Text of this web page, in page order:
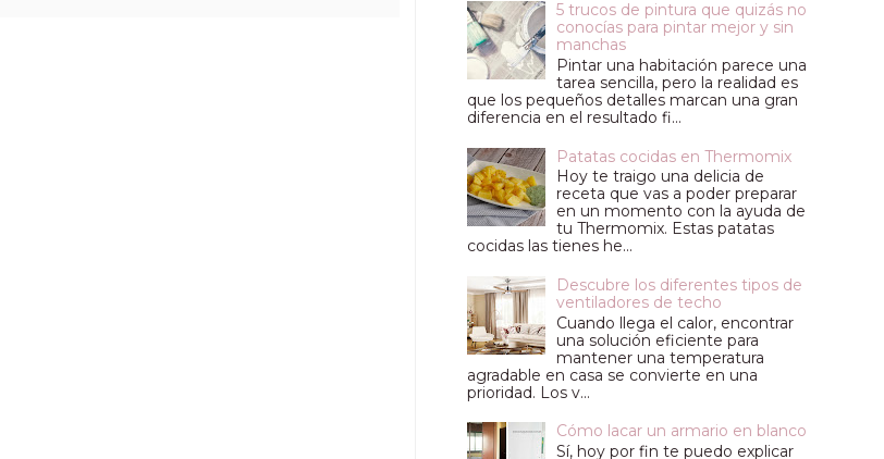
5 trucos de pintura que quizás no
conocías para pintar mejor y sin
manchas
Pintar una habitación parece una
tarea sencilla, pero la realidad es
que los pequeños detalles marcan una gran
diferencia en el resultado fi...
Patatas cocidas en Thermomix
Hoy te traigo una delicia de
receta que vas a poder preparar
en un momento con la ayuda de
tu Thermomix. Estas patatas
cocidas las tienes he...
Descubre los diferentes tipos de
ventiladores de techo
Cuando llega el calor, encontrar
una solución eficiente para
mantener una temperatura
agradable en casa se convierte en una
prioridad. Los v...
Cómo lacar un armario en blanco
Sí, hoy por fin te puedo explicar